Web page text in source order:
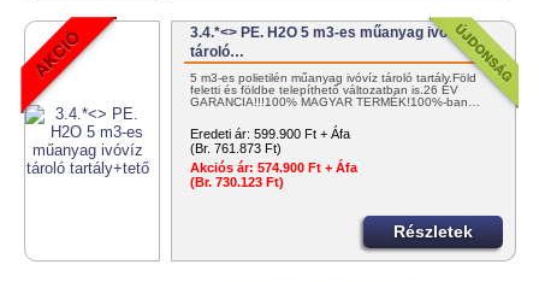
3.4.*<> PE. H2O 5 m3-es műanyag ivóvíz
tároló…
5 m3-es polietilén műanyag ivóvíz tároló tartály.Föld
feletti és földbe telepíthető változatban is.26 ÉV
GARANCIA!!!100% MAGYAR TERMÉK!100%-ban…
Eredeti ár: 599.900 Ft + Áfa
(Br. 761.873 Ft)
Akciós ár: 574.900 Ft + Áfa
(Br. 730.123 Ft)
Részletek